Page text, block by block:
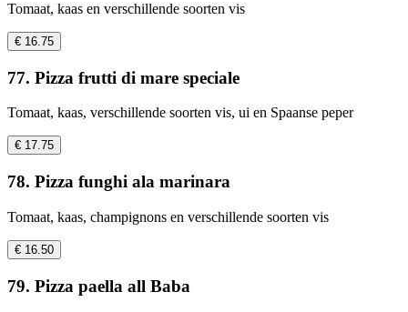
Tomaat, kaas en verschillende soorten vis
€ 16.75
77. Pizza frutti di mare speciale
Tomaat, kaas, verschillende soorten vis, ui en Spaanse peper
€ 17.75
78. Pizza funghi ala marinara
Tomaat, kaas, champignons en verschillende soorten vis
€ 16.50
79. Pizza paella all Baba